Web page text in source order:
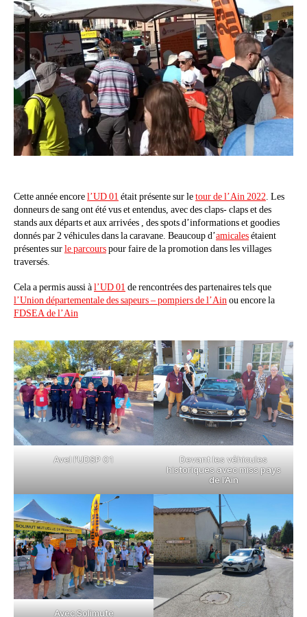
Cette année encorel’UD 01 était présente sur letour de l’Ain 2022. Les
donneurs de sang ont été vus et entendus, avec des claps- claps et des
stands aux départs et aux arrivées , des spots d’informations et goodies
donnés par 2 véhicules dans la caravane. Beaucoup d’amicalesétaient
présentes surle parcourspour faire de la promotion dans les villages
traversés.
Cela a permis aussi àl’UD 01 de rencontrées des partenaires tels que
l’Union départementale des sapeurs – pompiers de l’Ainou encore la
FDSEA de l’Ain
Avel l’UDSP 01
Devant les véhicules
historiques avec miss pays
de l’Ain
Avec Solimute